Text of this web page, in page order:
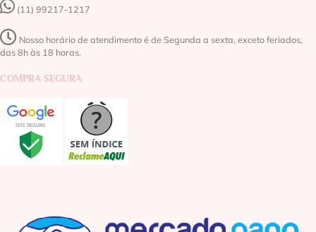
(11) 99217-1217‬
Nosso horário de atendimento é de Segunda a sexta, exceto feriados,
das 8h às 18 horas.
COMPRA SEGURA